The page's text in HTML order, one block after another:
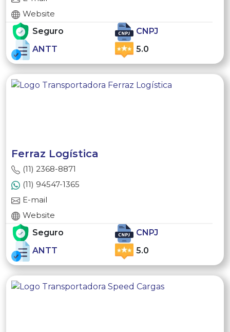
Website
Seguro
CNPJ
ANTT
5.0
Ferraz Logística
(11) 2368-8871
(11) 94547-1365
E-mail
Website
Seguro
CNPJ
ANTT
5.0